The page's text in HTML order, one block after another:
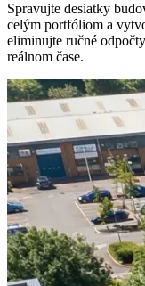
Spravujte desiatky
celým portfóliom a
eliminujte ručné
reálnom čase.